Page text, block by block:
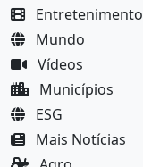
Entretenimento
Mundo
Vídeos
Municípios
ESG
Mais Notícias